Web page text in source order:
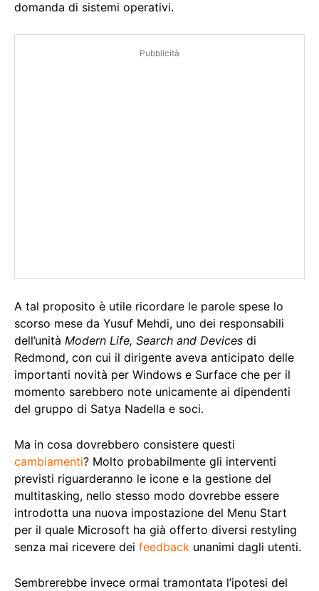
domanda di sistemi operativi.
Pubblicità
A tal proposito è utile ricordare le parole spese lo
scorso mese da Yusuf Mehdi, uno dei responsabili
dell’unità Modern Life, Search and Devices di
Redmond, con cui il dirigente aveva anticipato delle
importanti novità per Windows e Surface che per il
momento sarebbero note unicamente ai dipendenti
del gruppo di Satya Nadella e soci.
Ma in cosa dovrebbero consistere questi
cambiamenti? Molto probabilmente gli interventi
previsti riguarderanno le icone e la gestione del
multitasking, nello stesso modo dovrebbe essere
introdotta una nuova impostazione del Menu Start
per il quale Microsoft ha già offerto diversi restyling
senza mai ricevere dei feedback unanimi dagli utenti.
Sembrerebbe invece ormai tramontata l’ipotesi del